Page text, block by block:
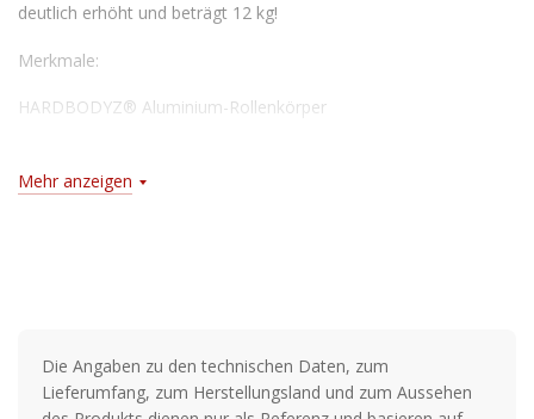
deutlich erhöht und beträgt 12 kg!
Merkmale:
HARDBODYZ® Aluminium-Rollenkörper
AIR ROTOR®
Extragroßer Rücklaufsperrenhebel
Mehr anzeigen
Die Angaben zu den technischen Daten, zum
Lieferumfang, zum Herstellungsland und zum Aussehen